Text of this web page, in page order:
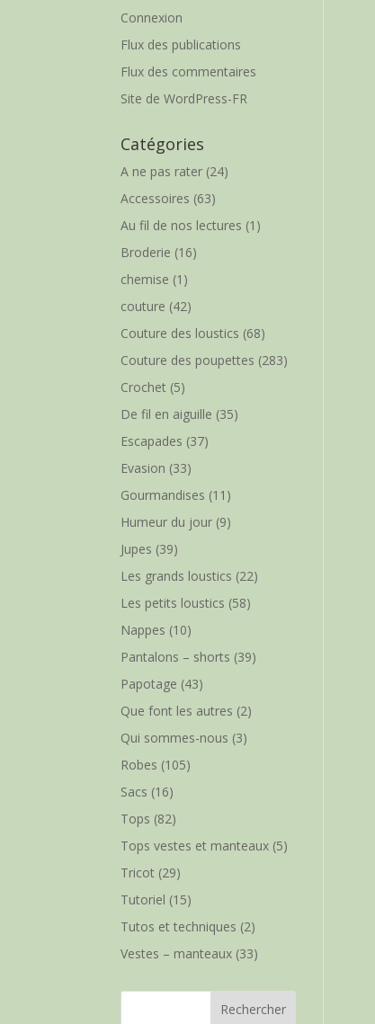
Connexion
Flux des publications
Flux des commentaires
Site de WordPress-FR
Catégories
A ne pas rater (24)
Accessoires (63)
Au fil de nos lectures (1)
Broderie (16)
chemise (1)
couture (42)
Couture des loustics (68)
Couture des poupettes (283)
Crochet (5)
De fil en aiguille (35)
Escapades (37)
Evasion (33)
Gourmandises (11)
Humeur du jour (9)
Jupes (39)
Les grands loustics (22)
Les petits loustics (58)
Nappes (10)
Pantalons – shorts (39)
Papotage (43)
Que font les autres (2)
Qui sommes-nous (3)
Robes (105)
Sacs (16)
Tops (82)
Tops vestes et manteaux (5)
Tricot (29)
Tutoriel (15)
Tutos et techniques (2)
Vestes – manteaux (33)